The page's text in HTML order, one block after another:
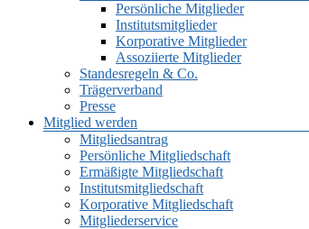
Persönliche Mitglieder
Institutsmitglieder
Korporative Mitglieder
Assoziierte Mitglieder
Standesregeln & Co.
Trägerverband
Presse
Mitglied werden
Mitgliedsantrag
Persönliche Mitgliedschaft
Ermäßigte Mitgliedschaft
Institutsmitgliedschaft
Korporative Mitgliedschaft
Mitgliederservice